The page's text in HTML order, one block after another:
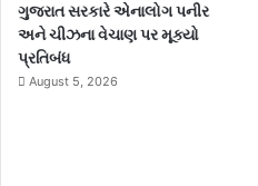
ગુજરાત સરકારે એનાલોગ પનીર
અને ચીઝના વેચાણ પર મૂક્યો
પ્રતિબંધ
August 5, 2026